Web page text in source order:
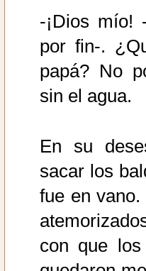
-¡Dios mío!
por fin-.
papá? No
sin el agua.
En su
sacar los
fue en
con que